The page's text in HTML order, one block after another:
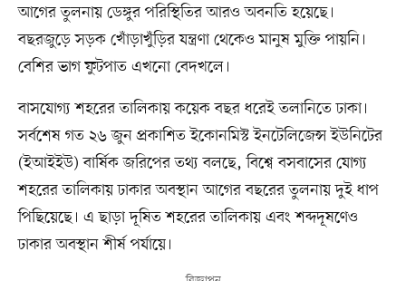
আগের তুলনায় ডেঙ্গুর পরিস্থিতির আরও অবনতি হয়েছে।
বছরজুড়ে সড়ক খোঁড়াখুঁড়ির যন্ত্রণা থেকেও মানুষ মুক্তি পায়নি।
বেশির ভাগ ফুটপাত এখনো বেদখলে।
বাসযোগ্য শহরের তালিকায় কয়েক বছর ধরেই তলানিতে ঢাকা।
সর্বশেষ গত ২৬ জুন প্রকাশিত ইকোনমিস্ট ইনটেলিজেন্স ইউনিটের
(ইআইইউ) বার্ষিক জরিপের তথ্য বলছে, বিশ্বে বসবাসের যোগ্য
শহরের তালিকায় ঢাকার অবস্থান আগের বছরের তুলনায় দুই ধাপ
পিছিয়েছে। এ ছাড়া দূষিত শহরের তালিকায় এবং শব্দদূষণেও
ঢাকার অবস্থান শীর্ষ পর্যায়ে।